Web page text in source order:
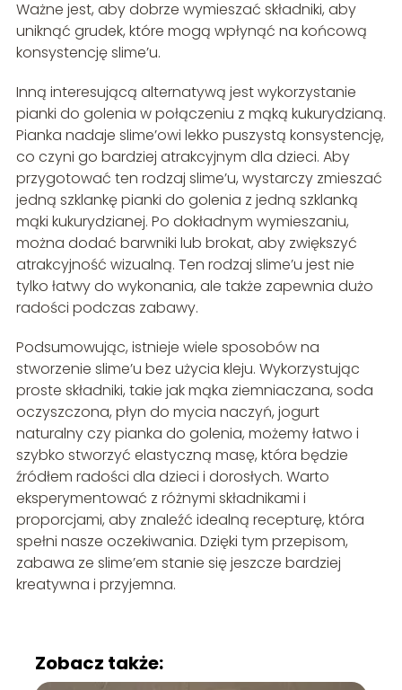
Ważne jest, aby dobrze wymieszać składniki, aby
uniknąć grudek, które mogą wpłynąć na końcową
konsystencję slime’u.
Inną interesującą alternatywą jest wykorzystanie
pianki do golenia w połączeniu z mąką kukurydzianą.
Pianka nadaje slime’owi lekko puszystą konsystencję,
co czyni go bardziej atrakcyjnym dla dzieci. Aby
przygotować ten rodzaj slime’u, wystarczy zmieszać
jedną szklankę pianki do golenia z jedną szklanką
mąki kukurydzianej. Po dokładnym wymieszaniu,
można dodać barwniki lub brokat, aby zwiększyć
atrakcyjność wizualną. Ten rodzaj slime’u jest nie
tylko łatwy do wykonania, ale także zapewnia dużo
radości podczas zabawy.
Podsumowując, istnieje wiele sposobów na
stworzenie slime’u bez użycia kleju. Wykorzystując
proste składniki, takie jak mąka ziemniaczana, soda
oczyszczona, płyn do mycia naczyń, jogurt
naturalny czy pianka do golenia, możemy łatwo i
szybko stworzyć elastyczną masę, która będzie
źródłem radości dla dzieci i dorosłych. Warto
eksperymentować z różnymi składnikami i
proporcjami, aby znaleźć idealną recepturę, która
spełni nasze oczekiwania. Dzięki tym przepisom,
zabawa ze slime’em stanie się jeszcze bardziej
kreatywna i przyjemna.
Zobacz także: